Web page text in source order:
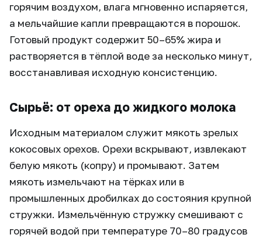
горячим воздухом, влага мгновенно испаряется,
а мельчайшие капли превращаются в порошок.
Готовый продукт содержит 50–65% жира и
растворяется в тёплой воде за несколько минут,
восстанавливая исходную консистенцию.
Сырьё: от ореха до жидкого молока
Исходным материалом служит мякоть зрелых
кокосовых орехов. Орехи вскрывают, извлекают
белую мякоть (копру) и промывают. Затем
мякоть измельчают на тёрках или в
промышленных дробилках до состояния крупной
стружки. Измельчённую стружку смешивают с
горячей водой при температуре 70–80 градусов